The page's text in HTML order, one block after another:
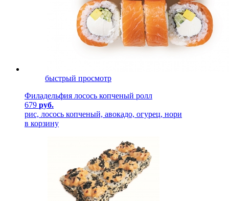
быстрый просмотр
Филадельфия лосось копченый ролл
679 руб.
рис, лосось копченый, авокадо, огурец, нори
в корзину